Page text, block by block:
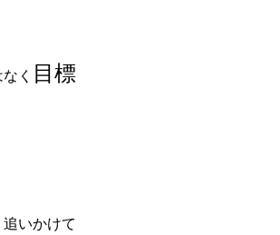
く 目標
いかけて